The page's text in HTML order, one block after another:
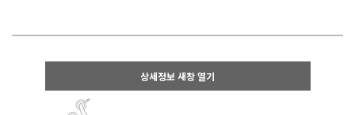
상세정보 새창 열기